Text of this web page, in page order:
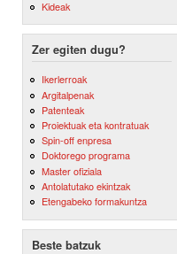
Kideak
Zer egiten dugu?
Ikerlerroak
Argitalpenak
Patenteak
Proiektuak eta kontratuak
Spin-off enpresa
Doktorego programa
Master ofiziala
Antolatutako ekintzak
Etengabeko formakuntza
Beste batzuk